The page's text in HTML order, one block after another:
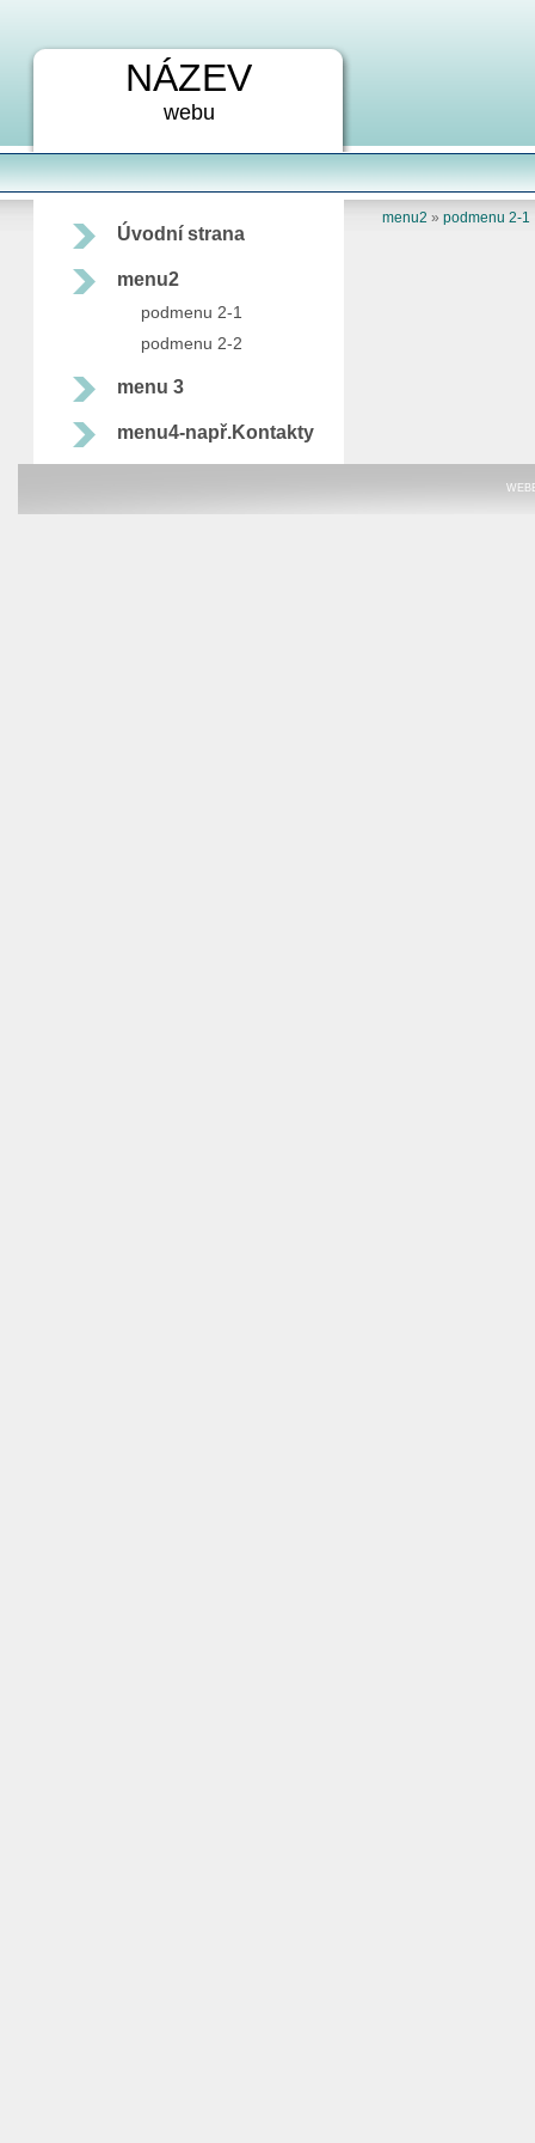
NÁZEV
webu
Úvodní strana
menu2
podmenu 2-1
podmenu 2-2
menu 3
menu4-např.Kontakty
menu2 » podmenu 2-1